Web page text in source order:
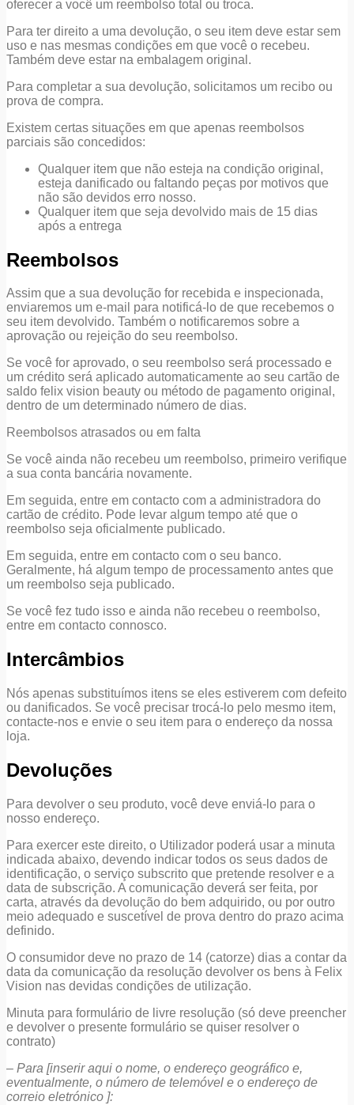
oferecer a você um reembolso total ou troca.
Para ter direito a uma devolução, o seu item deve estar sem
uso e nas mesmas condições em que você o recebeu.
Também deve estar na embalagem original.
Para completar a sua devolução, solicitamos um recibo ou
prova de compra.
Existem certas situações em que apenas reembolsos
parciais são concedidos:
Qualquer item que não esteja na condição original,
esteja danificado ou faltando peças por motivos que
não são devidos erro nosso.
Qualquer item que seja devolvido mais de 15 dias
após a entrega
Reembolsos
Assim que a sua devolução for recebida e inspecionada,
enviaremos um e-mail para notificá-lo de que recebemos o
seu item devolvido. Também o notificaremos sobre a
aprovação ou rejeição do seu reembolso.
Se você for aprovado, o seu reembolso será processado e
um crédito será aplicado automaticamente ao seu cartão de
saldo felix vision beauty ou método de pagamento original,
dentro de um determinado número de dias.
Reembolsos atrasados ou em falta
Se você ainda não recebeu um reembolso, primeiro verifique
a sua conta bancária novamente.
Em seguida, entre em contacto com a administradora do
cartão de crédito. Pode levar algum tempo até que o
reembolso seja oficialmente publicado.
Em seguida, entre em contacto com o seu banco.
Geralmente, há algum tempo de processamento antes que
um reembolso seja publicado.
Se você fez tudo isso e ainda não recebeu o reembolso,
entre em contacto connosco.
Intercâmbios
Nós apenas substituímos itens se eles estiverem com defeito
ou danificados. Se você precisar trocá-lo pelo mesmo item,
contacte-nos e envie o seu item para o endereço da nossa
loja.
Devoluções
Para devolver o seu produto, você deve enviá-lo para o
nosso endereço.
Para exercer este direito, o Utilizador poderá usar a minuta
indicada abaixo, devendo indicar todos os seus dados de
identificação, o serviço subscrito que pretende resolver e a
data de subscrição. A comunicação deverá ser feita, por
carta, através da devolução do bem adquirido, ou por outro
meio adequado e suscetível de prova dentro do prazo acima
definido.
O consumidor deve no prazo de 14 (catorze) dias a contar da
data da comunicação da resolução devolver os bens à Felix
Vision nas devidas condições de utilização.
Minuta para formulário de livre resolução (só deve preencher
e devolver o presente formulário se quiser resolver o
contrato)
– Para [inserir aqui o nome, o endereço geográfico e,
eventualmente, o número de telemóvel e o endereço de
correio eletrónico ]: